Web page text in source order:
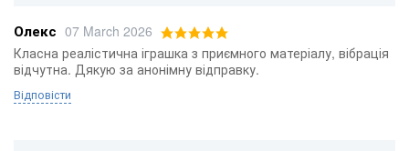
Олекс 07 March 2026
Класна реалістична іграшка з приємного матеріалу, вібрація
відчутна. Дякую за анонімну відправку.
Відповісти